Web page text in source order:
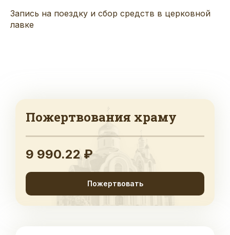
Запись на поездку и сбор средств в церковной
лавке
Пожертвования храму
9 990.22 ₽
Пожертвовать